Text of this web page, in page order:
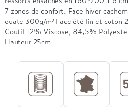
Hotel & Lodge
Simmons
Styldecor
Tempur
Treca
7 zones de confort. Face hiver
ouate 300g/m² Face été lin et coton
Coutil 12% Viscose, 84,5%
Hauteur 25cm